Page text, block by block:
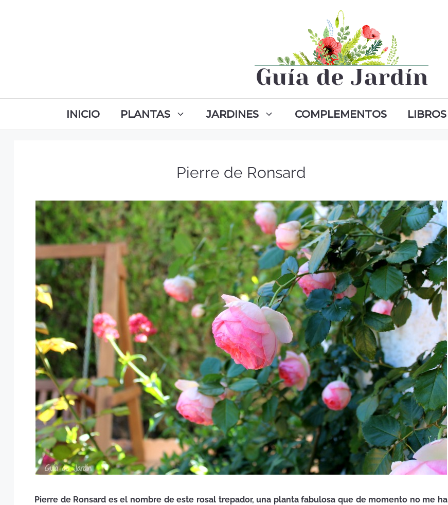
INICIO PLANTAS JARDINES COMPLEMENTOS LIBROS
Pierre de Ronsard
Pierre de Ronsard es el nombre de este rosal trepador, una planta fabulosa que de momento no me ha